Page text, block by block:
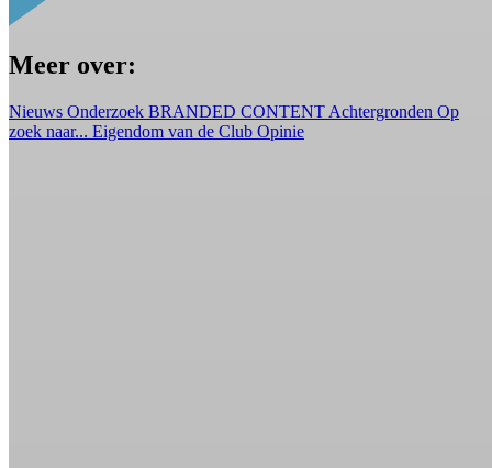
Meer over:
Nieuws Onderzoek BRANDED CONTENT Achtergronden Op
zoek naar... Eigendom van de Club Opinie